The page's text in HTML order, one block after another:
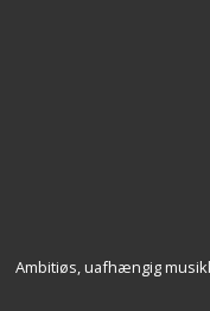
Ambitiøs, uafhængig